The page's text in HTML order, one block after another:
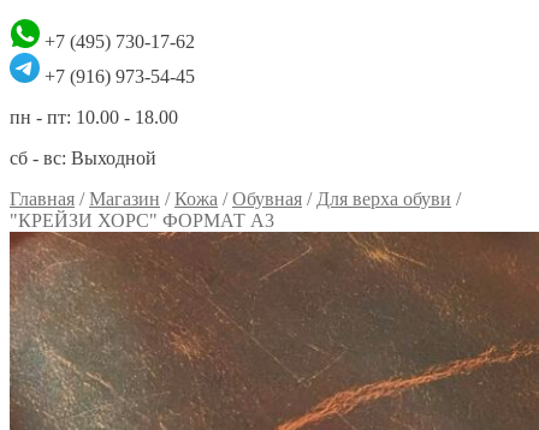
+7 (495) 730-17-62
+7 (916) 973-54-45
пн - пт: 10.00 - 18.00
сб - вс: Выходной
Главная /Магазин /Кожа /Обувная / Для верха обуви /
"КРЕЙЗИ ХОРС" ФОРМАТ А3